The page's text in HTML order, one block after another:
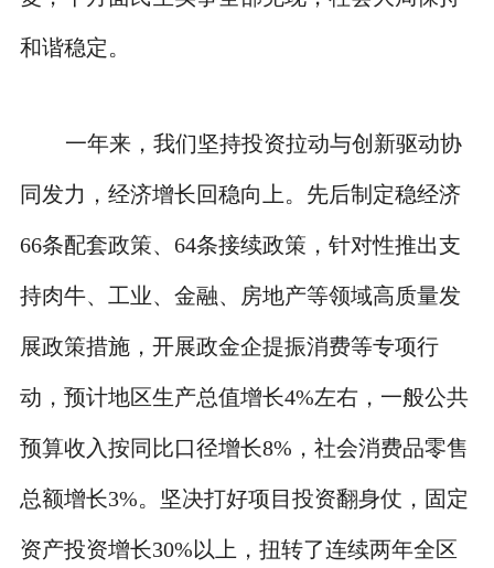
和谐稳定。
一年来，我们坚持投资拉动与创新驱动协
同发力，经济增长回稳向上。先后制定稳经济
66条配套政策、64条接续政策，针对性推出支
持肉牛、工业、金融、房地产等领域高质量发
展政策措施，开展政金企提振消费等专项行
动，预计地区生产总值增长4%左右，一般公共
预算收入按同比口径增长8%，社会消费品零售
总额增长3%。坚决打好项目投资翻身仗，固定
资产投资增长30%以上，扭转了连续两年全区